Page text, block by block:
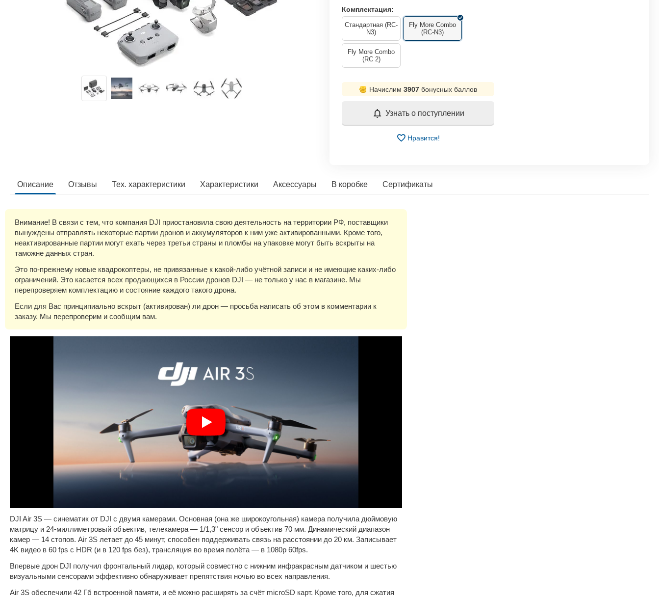
Комплектация:
Стандартная (RC-
N3)
Fly More Combo
(RC-N3)
Fly More Combo
(RC 2)
Начислим 3907бонусных баллов
Узнать о поступлении
Нравится!
Описание Отзывы Тех. xарактеристики Характеристики Аксессуары В коробке Сертификаты
Внимание! В связи с тем, что компания DJI приостановила свою деятельность на территории РФ, поставщики
вынуждены отправлять некоторые партии дронов и аккумуляторов к ним уже активированными. Кроме того,
неактивированные партии могут ехать через третьи страны и пломбы на упаковке могут быть вскрыты на
таможне данных стран.
Это по-прежнему новые квадрокоптеры, не привязанные к какой-либо учётной записи и не имеющие каких-либо
ограничений. Это касается всех продающихся в России дронов DJI — не только у нас в магазине. Мы
перепроверяем комплектацию и состояние каждого такого дрона.
Если для Вас принципиально вскрыт (активирован) ли дрон — просьба написать об этом в комментарии к
заказу. Мы перепроверим и сообщим вам.
DJI Air 3S — синематик от DJI с двумя камерами. Основная (она же широкоугольная) камера получила дюймовую
матрицу и 24-миллиметровый объектив, телекамера — 1/1,3" сенсор и объектив 70 мм. Динамический диапазон
камер — 14 стопов. Air 3S летает до 45 минут, способен поддерживать связь на расстоянии до 20 км. Записывает
4K видео в 60 fps с HDR (и в 120 fps без), трансляция во время полёта — в 1080р 60fps.
Впервые дрон DJI получил фронтальный лидар, который совместно с нижним инфракрасным датчиком и шестью
визуальными сенсорами эффективно обнаруживает препятствия ночью во всех направления.
Air 3S обеспечили 42 Гб встроенной памяти, и её можно расширять за счёт microSD карт. Кроме того, для сжатия